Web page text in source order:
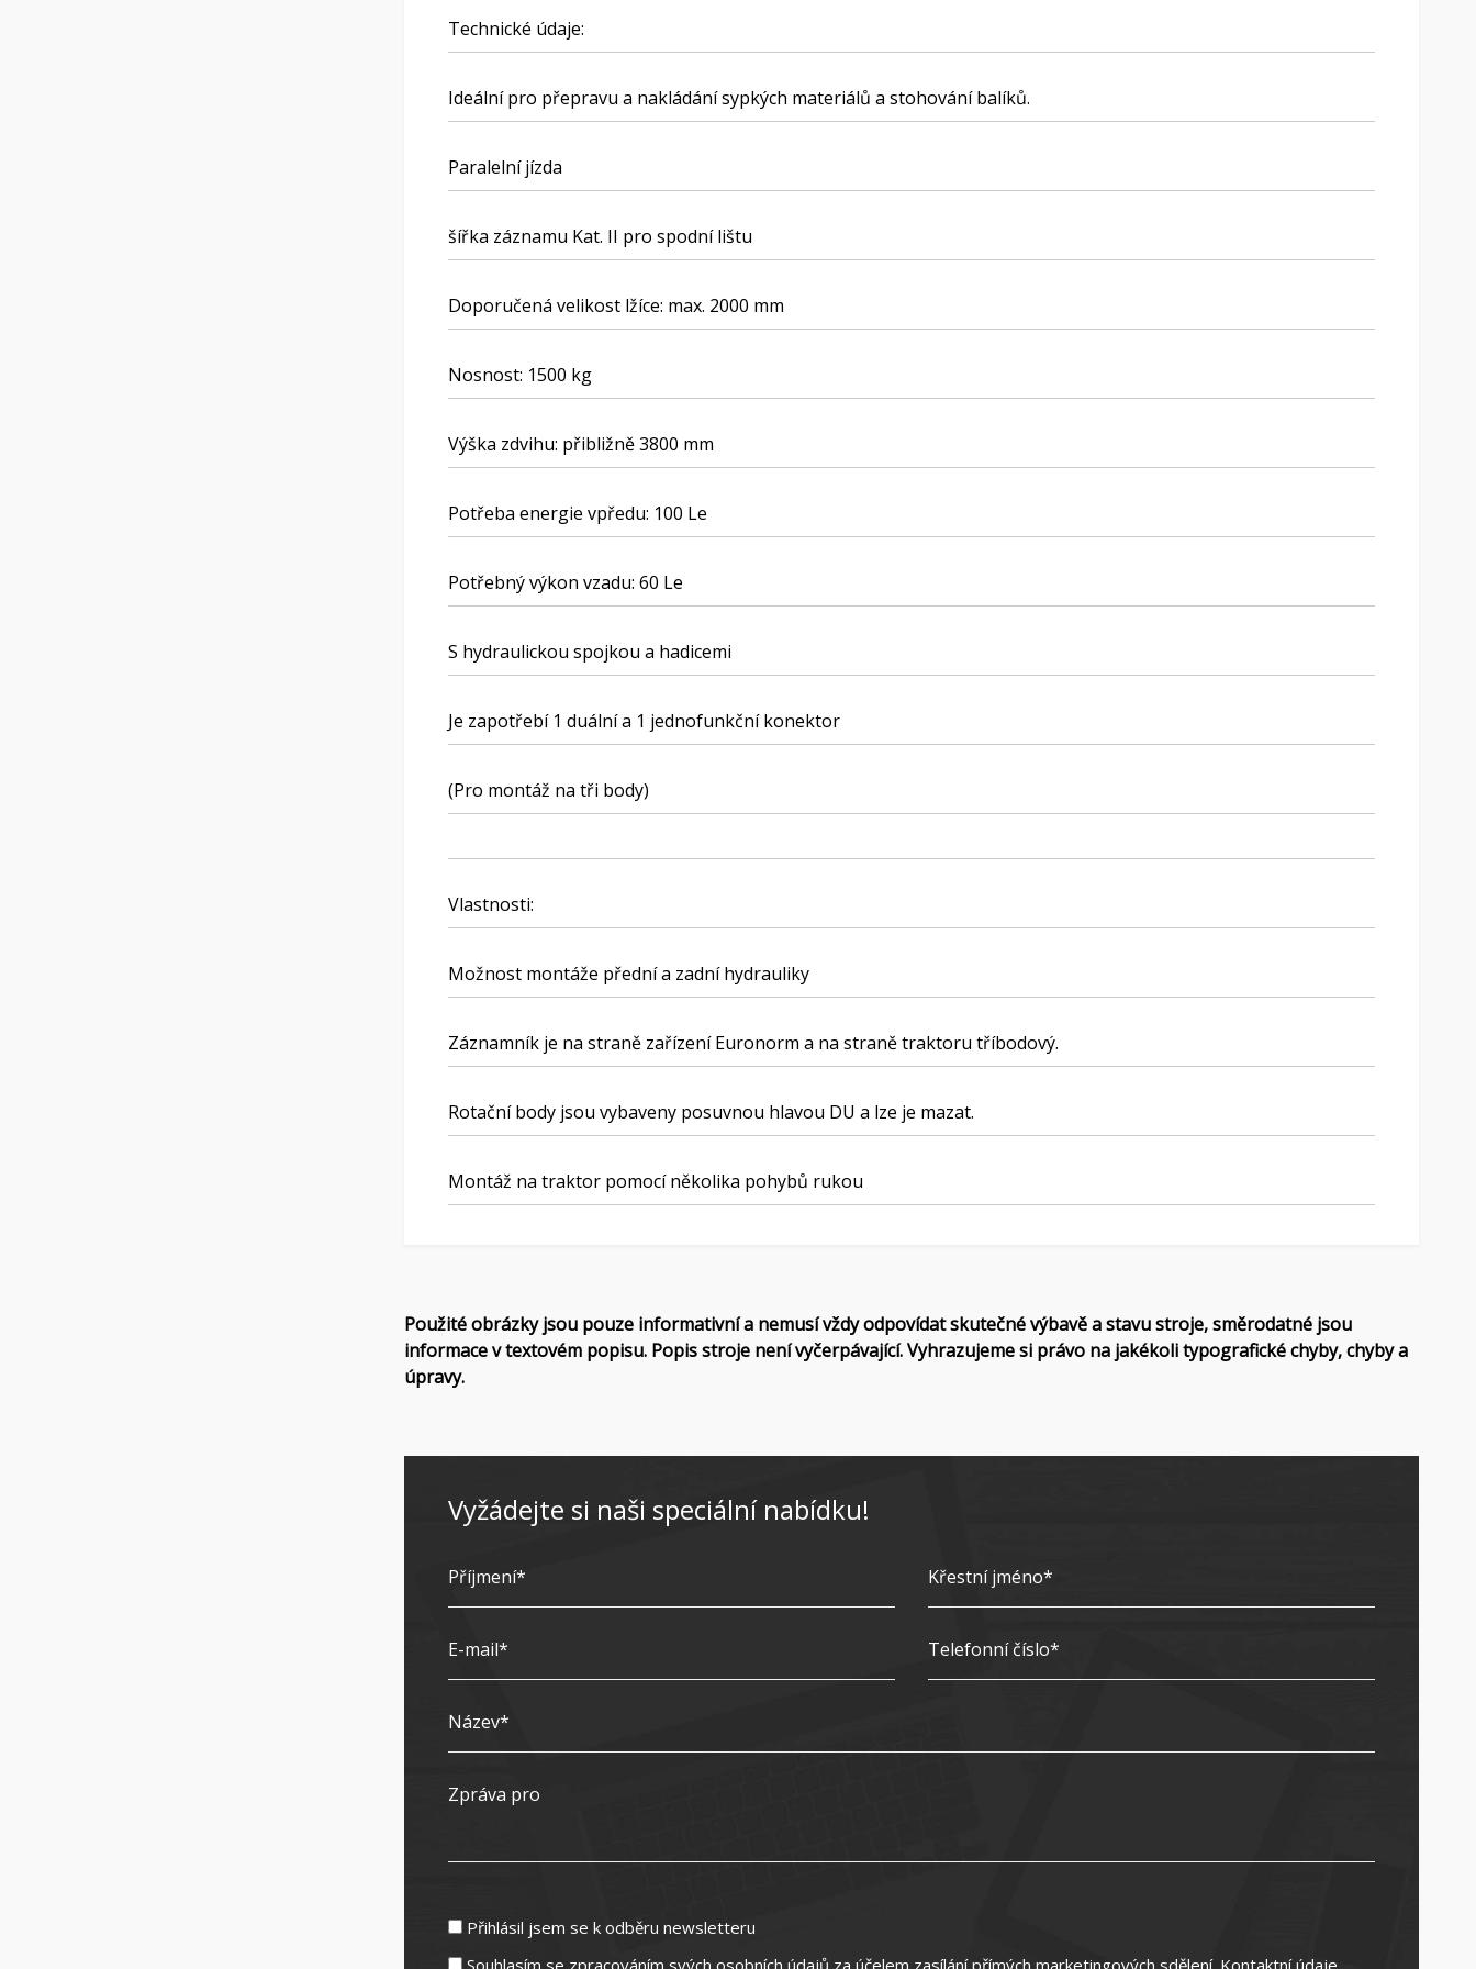
Technické údaje:
Ideální pro přepravu a nakládání sypkých materiálů a stohování balíků.
Paralelní jízda
šířka záznamu Kat. II pro spodní lištu
Doporučená velikost lžíce: max. 2000 mm
Nosnost: 1500 kg
Výška zdvihu: přibližně 3800 mm
Potřeba energie vpředu: 100 Le
Potřebný výkon vzadu: 60 Le
S hydraulickou spojkou a hadicemi
Je zapotřebí 1 duální a 1 jednofunkční konektor
(Pro montáž na tři body)
Vlastnosti:
Možnost montáže přední a zadní hydrauliky
Záznamník je na straně zařízení Euronorm a na straně traktoru tříbodový.
Rotační body jsou vybaveny posuvnou hlavou DU a lze je mazat.
Montáž na traktor pomocí několika pohybů rukou
Použité obrázky jsou pouze informativní a nemusí vždy odpovídat skutečné výbavě a stavu stroje, směrodatné jsou
informace v textovém popisu. Popis stroje není vyčerpávající. Vyhrazujeme si právo na jakékoli typografické chyby, chyby a
úpravy.
Vyžádejte si naši speciální nabídku!
Přihlásil jsem se k odběru newsletteru
Souhlasím se zpracováním svých osobních údajů za účelem zasílání přímých marketingových sdělení. Kontaktní údaje